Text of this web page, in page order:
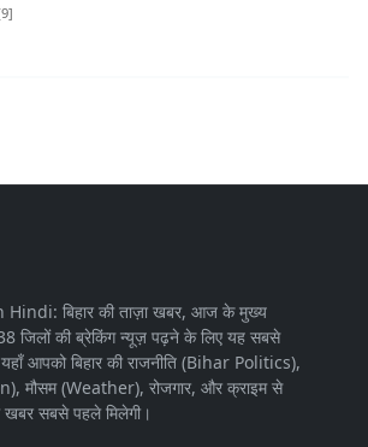
बिहार की ताज़ा खबर, आज के मुख्य
जिलों की ब्रेकिंग न्यूज़ पढ़ने के लिए यह सबसे
आपको बिहार की राजनीति (Bihar Politics),
मौसम (Weather), रोजगार, और क्राइम से
खबर सबसे पहले मिलेगी।